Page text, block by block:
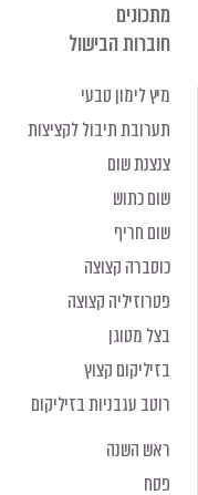
מתכונים
חוברות הבישול
מיץ לימון טבעי
תערובת תיבול לקציצות
צנצנת שום
שום כתוש
שום חריף
כוסברה קצוצה
פטרוזיליה קצוצה
בצל מטוגן
בזיליקום קצוץ
רוטב עגבניות בזיליקום
ראש השנה
פסח